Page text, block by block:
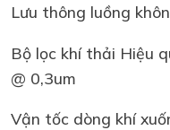
Lưu thông luồng
Bộ lọc khí thải Hiệu
@ 0,3um
Vận tốc dòng khí